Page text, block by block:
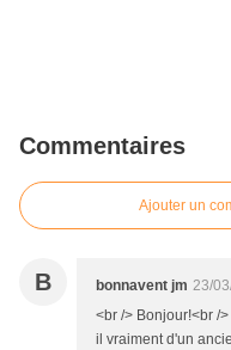
Commentaires
Ajouter un
B bonnavent jm 23/
<br /> Bonjour!<br /
il vraiment d'un